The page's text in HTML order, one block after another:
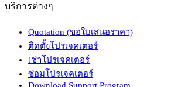
บริการต่างๆ
Quotation (ขอใบเสนอราคา)
ติดตั้งโปรเจคเตอร์
เช่าโปรเจคเตอร์
ซ่อมโปรเจคเตอร์
Download Support Program